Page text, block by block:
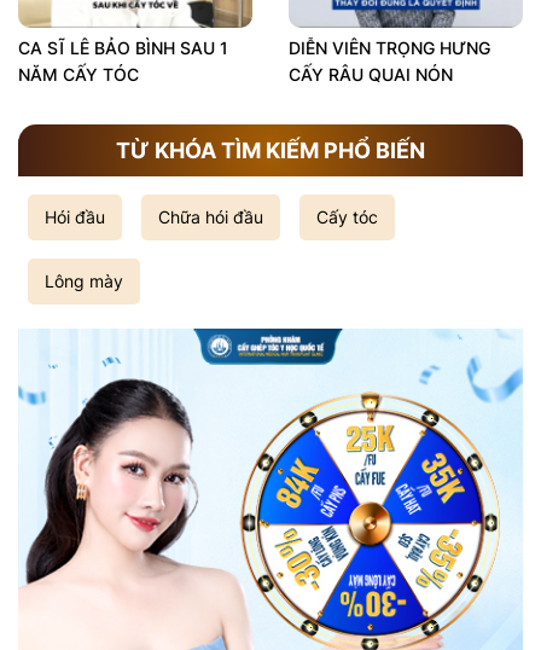
CA SĨ LÊ BẢO BÌNH SAU 1
NĂM CẤY TÓC
DIỄN VIÊN TRỌNG HƯNG
CẤY RÂU QUAI NÓN
TỪ KHÓA TÌM KIẾM PHỔ BIẾN
Hói đầu Chữa hói đầu Cấy tóc
Lông mày